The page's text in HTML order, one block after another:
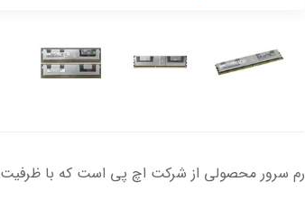
رم سرور محصولی از شرکت اچ پی است که با ظرفیت 64 گیگابایت می تواند اطلاعات پردازش شده از سمت پردازنده را در حافظه موقت خود ذخیره نماید.